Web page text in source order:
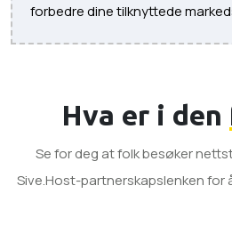
forbedre dine tilknyttede
Hva er i den
Se for deg at folk besøker
Sive.Host-partnerskapslenken